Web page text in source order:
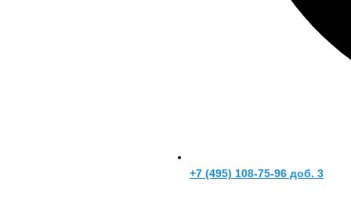
+7 (495) 108-75-96 доб. 3